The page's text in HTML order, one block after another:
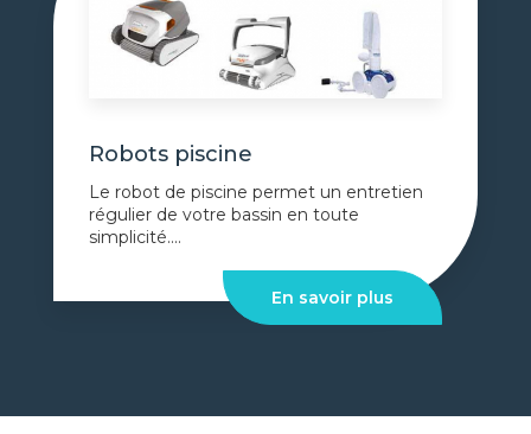
Robots piscine
Le robot de piscine permet un entretien
régulier de votre bassin en toute
simplicité....
En savoir plus